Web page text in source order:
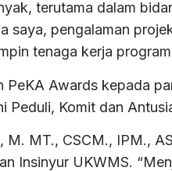
terutama dalam
saya, pengalaman
tenaga kerja
PeKA Awards kepada
Peduli, Komit dan
M. MT., CSCM., IPM.,
Insinyur UKWMS.